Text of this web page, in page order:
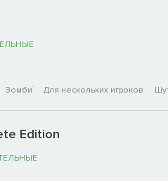
Зомби Для нескольких игроков
Edition